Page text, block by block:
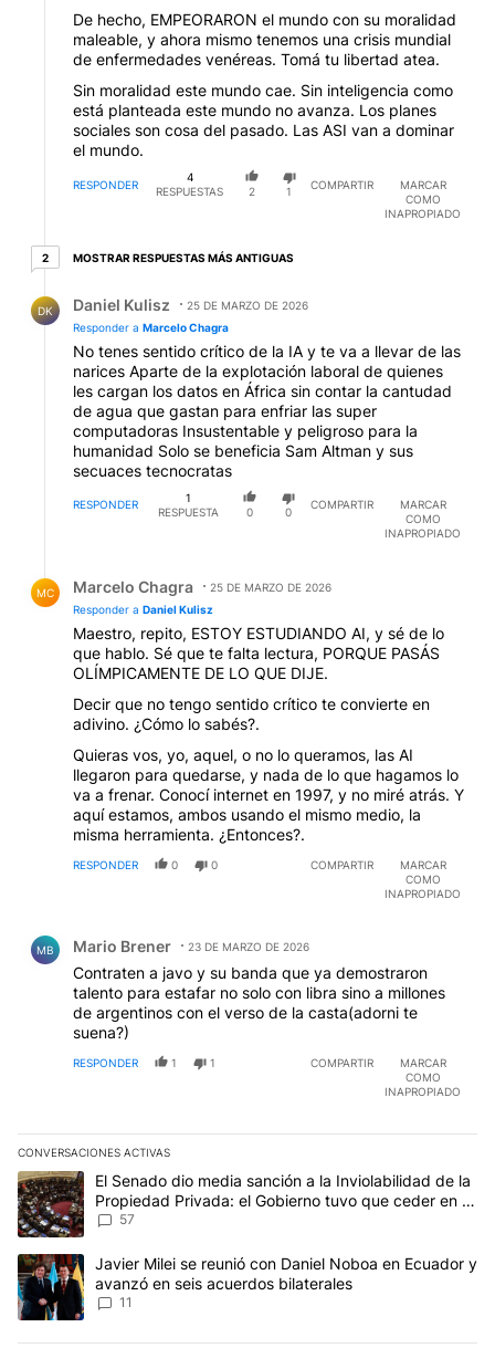
De hecho, EMPEORARON el mundo con su moralidad
maleable, y ahora mismo tenemos una crisis mundial
de enfermedades venéreas. Tomá tu libertad atea.
Sin moralidad este mundo cae. Sin inteligencia como
está planteada este mundo no avanza. Los planes
sociales son cosa del pasado. Las ASI van a dominar
el mundo.
RESPONDER
4
RESPUESTAS
2 1
COMPARTIR
MARCAR
COMO
INAPROPIADO
22 respuestas más antiguas
MOSTRAR RESPUESTAS MÁS ANTIGUAS
DK Daniel Kulisz
25 DE MARZO DE 2026
Responder a Marcelo Chagra
No tenes sentido crítico de la IA y te va a llevar de las
narices Aparte de la explotación laboral de quienes
les cargan los datos en África sin contar la cantudad
de agua que gastan para enfriar las super
computadoras Insustentable y peligroso para la
humanidad Solo se beneficia Sam Altman y sus
secuaces tecnocratas
RESPONDER
1
RESPUESTA
0 0
COMPARTIR
MARCAR
COMO
INAPROPIADO
MC Marcelo Chagra
25 DE MARZO DE 2026
Responder a Daniel Kulisz
Maestro, repito, ESTOY ESTUDIANDO AI, y sé de lo
que hablo. Sé que te falta lectura, PORQUE PASÁS
OLÍMPICAMENTE DE LO QUE DIJE.
Decir que no tengo sentido crítico te convierte en
adivino. ¿Cómo lo sabés?.
Quieras vos, yo, aquel, o no lo queramos, las AI
llegaron para quedarse, y nada de lo que hagamos lo
va a frenar. Conocí internet en 1997, y no miré atrás. Y
aquí estamos, ambos usando el mismo medio, la
misma herramienta. ¿Entonces?.
RESPONDER 0 0 COMPARTIR
MARCAR
COMO
INAPROPIADO
MB Mario Brener 23 DE MARZO DE 2026
Contraten a javo y su banda que ya demostraron
talento para estafar no solo con libra sino a millones
de argentinos con el verso de la casta(adorni te
suena?)
RESPONDER 1 1 COMPARTIR
MARCAR
COMO
INAPROPIADO
CONVERSACIONES ACTIVAS
Este listado muestra los artículos con más comentarios en los
Un artículo de tendencia con el título "El Senado dio media
El Senado dio media sanción a la Inviolabilidad de la
Propiedad Privada: el Gobierno tuvo que ceder en la
Ley del Manejo del Fuego
57
Un artículo de tendencia con el título "Javier Milei se reunió con
Javier Milei se reunió con Daniel Noboa en Ecuador y
avanzó en seis acuerdos bilaterales
11